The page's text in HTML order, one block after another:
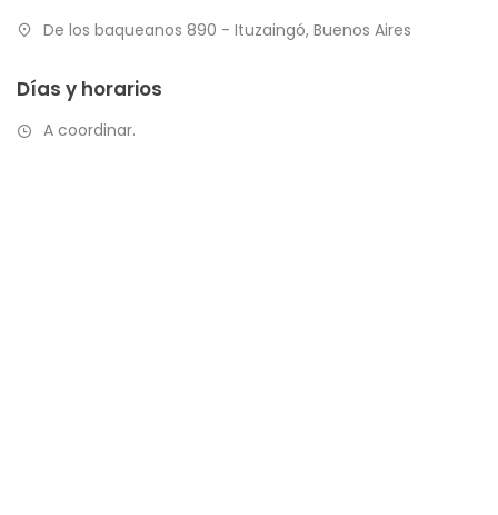
De los baqueanos 890 - Ituzaingó, Buenos Aires
Días y horarios
A coordinar.